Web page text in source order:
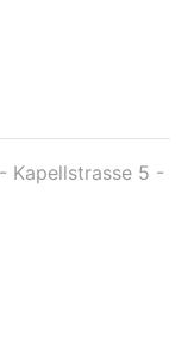
Kapellstrasse 5 -